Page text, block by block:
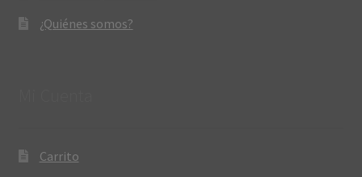
¿Quiénes somos?
Carrito